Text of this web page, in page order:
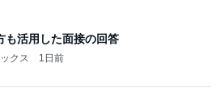
も活用した面接の回答
クス 1日前